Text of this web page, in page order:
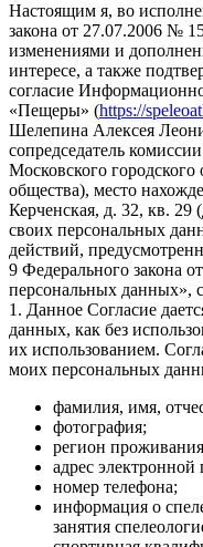
Настоящим я, во
закона от 27.07.2006 №
изменениями и
интересе, а также
согласие
«Пещеры» (https://
Шелепина Алексея
сопредседатель
Московского городского
общества), место
Керченская, д. 32, кв. 29
своих персональных
действий,
9 Федерального закона
персональных данных»,
1. Данное Согласие
данных, как без
их использованием.
моих персональных
фамилия, имя,
фотография;
регион
адрес электронной
номер телефона;
информация о
занятия